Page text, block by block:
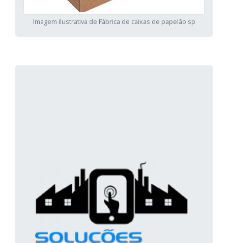
Imagem ilustrativa de Fábrica de caixas de papelão sp